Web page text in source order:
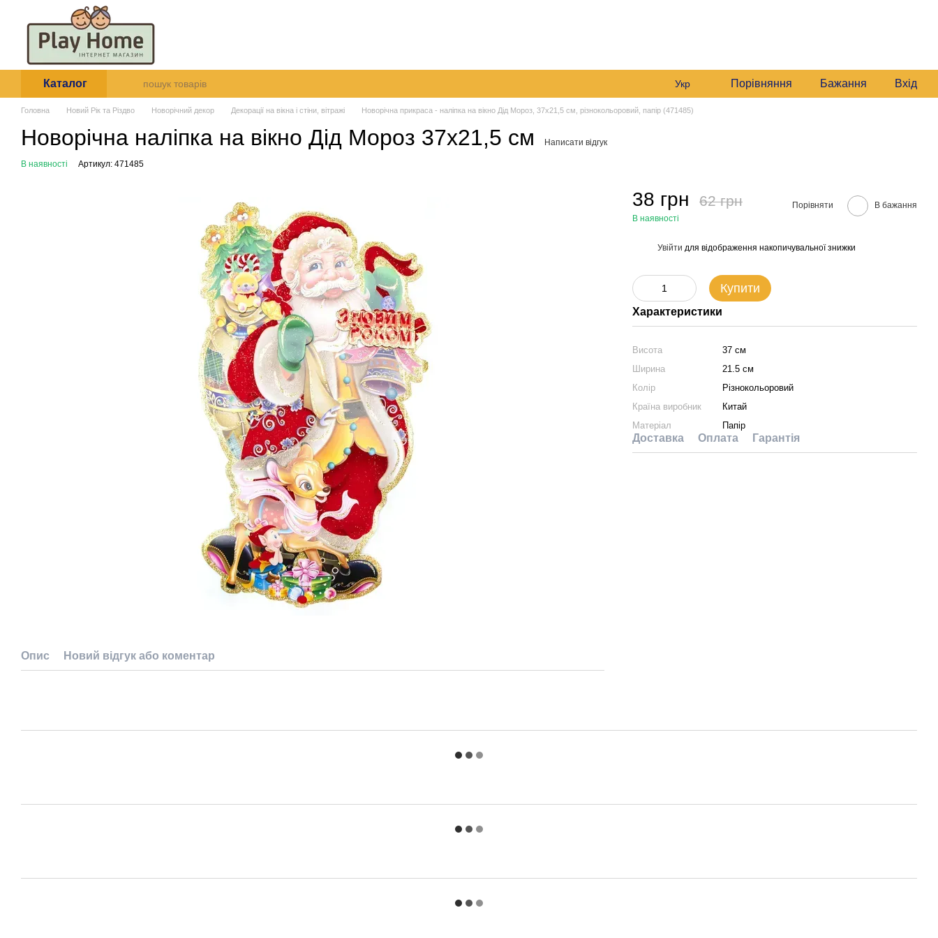
Перейти до основного контенту
Каталог Укр Порівняння Бажання Вхід
Головна Новий Рік та Різдво Новорічний декор Декорації на вікна і стіни, вітражі Новорічна прикраса - наліпка на вікно Дід Мороз, 37x21,5 см, різнокольоровий, папір (471485)
Новорічна наліпка на вікно Дід Мороз 37x21,5 см Написати відгук
В наявності Артикул: 471485
Опис Новий відгук або коментар
38 грн 62 грн
В наявності
Порівняти В бажання
Увійти для відображення накопичувальної знижки
Купити
Характеристики
Висота
37 см
Ширина
21.5 см
Колір
Різнокольоровий
Країна виробник
Китай
Матеріал
Папір
Доставка Оплата Гарантія